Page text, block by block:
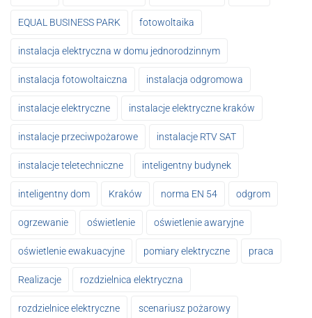
EQUAL BUSINESS PARK fotowoltaika
instalacja elektryczna w domu jednorodzinnym
instalacja fotowoltaiczna instalacja odgromowa
instalacje elektryczne instalacje elektryczne kraków
instalacje przeciwpożarowe instalacje RTV SAT
instalacje teletechniczne inteligentny budynek
inteligentny dom Kraków norma EN 54 odgrom
ogrzewanie oświetlenie oświetlenie awaryjne
oświetlenie ewakuacyjne pomiary elektryczne praca
Realizacje rozdzielnica elektryczna
rozdzielnice elektryczne scenariusz pożarowy